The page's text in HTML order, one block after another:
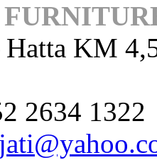
KM
2634 1322